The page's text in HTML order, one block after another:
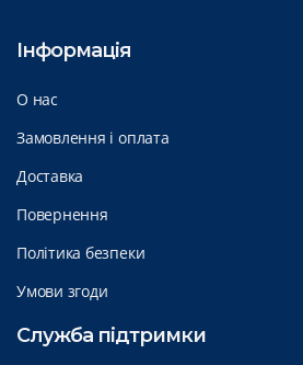
Інформація
О нас
Замовлення і оплата
Доставка
Повернення
Політика безпеки
Умови згоди
Служба підтримки